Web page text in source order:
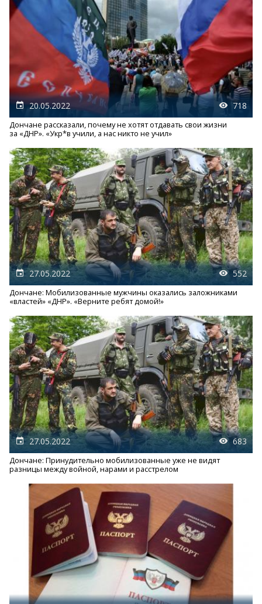
20.05.2022 718
Дончане рассказали, почему не хотят отдавать свои жизни
за «ДНР». «Укр*в учили, а нас никто не учил»
27.05.2022 552
Дончане: Мобилизованные мужчины оказались заложниками
«властей» «ДНР». «Верните ребят домой!»
27.05.2022 683
Дончане: Принудительно мобилизованные уже не видят
разницы между войной, нарами и расстрелом